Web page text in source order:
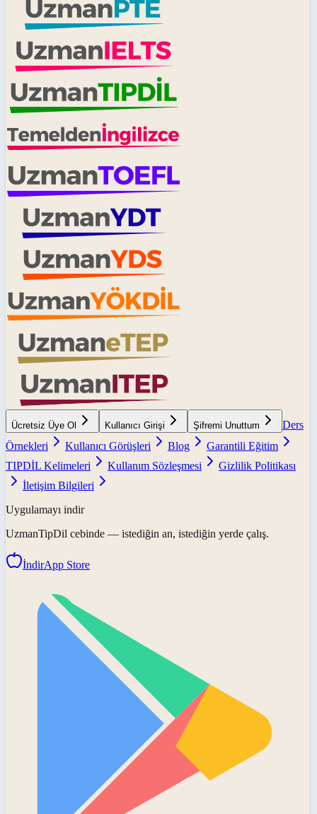
Ücretsiz Üye Ol Kullanıcı Girişi Şifremi Unuttum
Ders
Örnekleri
Kullanıcı Görüşleri Blog
Garantili Eğitim
TIPDİL Kelimeleri
Kullanım Sözleşmesi
Gizlilik Politikası
İletişim Bilgileri
Uygulamayı indir
UzmanTipDil cebinde — istediğin an, istediğin yerde çalış.
İndirApp Store